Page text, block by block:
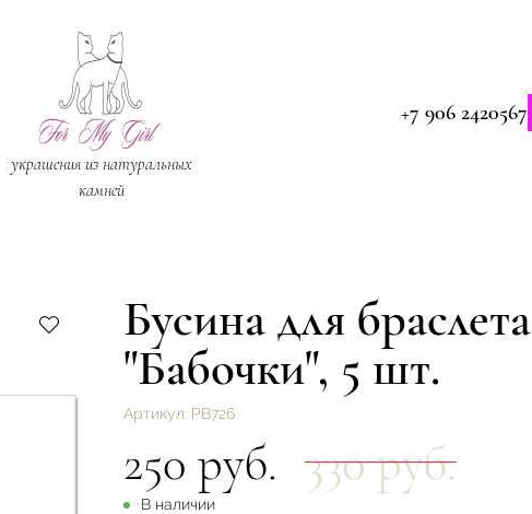
украшения из натуральных
камней
+7 906 2420567
Бусина для браслета
"Бабочки", 5 шт.
Артикул: РВ726
250 руб. 330 руб.
В наличии